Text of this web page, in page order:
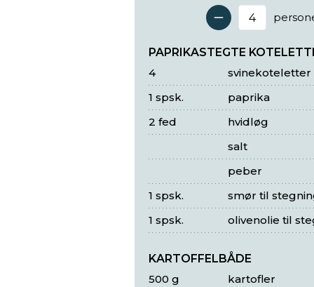
Antal
PAPRIKASTEGTE
svinekoteletter
4
paprika
1 spsk.
hvidløg
2 fed
salt
peber
smør til
1 spsk.
olivenolie til
1 spsk.
KARTOFFELBÅDE
kartofler
500 g